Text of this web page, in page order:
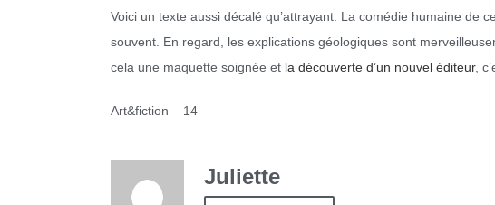
Voici un texte aussi décalé qu’attrayant. La comédie humaine de
souvent. En regard, les explications géologiques sont
cela une maquette soignée et la découverte d’un nouvel éditeur,
Art&fiction – 14
Juliette